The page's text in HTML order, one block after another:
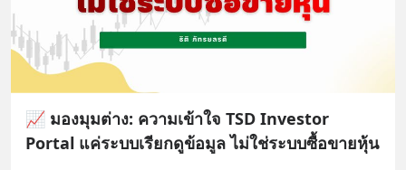
📈 มองมุมต่าง: ความเข้าใจ TSD Investor
Portal แค่ระบบเรียกดูข้อมูล ไม่ใช่ระบบซื้อขายหุ้น